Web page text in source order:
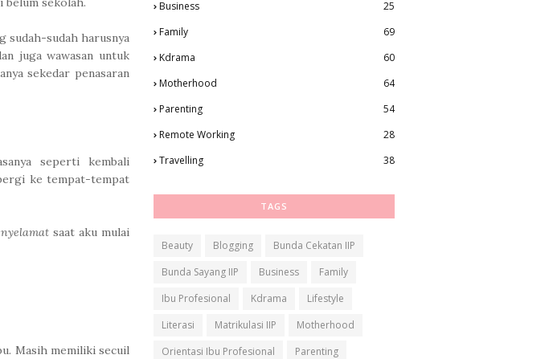
sudah-sudah harusnya
juga wawasan untuk
sekedar penasaran
seperti kembali
ke tempat-tempat
saat aku mulai
Masih memiliki secuil
Business
25
Family
69
Kdrama
60
Motherhood
64
Parenting
54
Remote Working
28
Travelling
38
TAGS
Beauty Blogging
Bunda Cekatan IIP
Bunda Sayang IIP
Business
Family
Ibu Profesional
Kdrama
Lifestyle
Literasi
Matrikulasi IIP
Motherhood
Orientasi Ibu Profesional
Parenting